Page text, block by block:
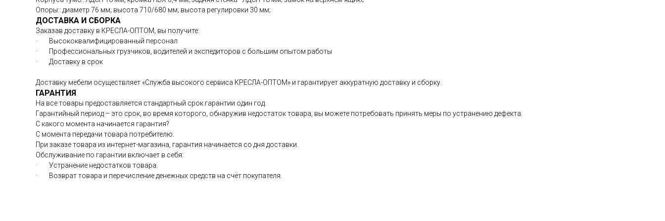
Опоры:: диаметр 76 мм; высота 710/680 мм; высота регулировки 30 мм;
ДОСТАВКА И СБОРКА
Заказав доставку в КРЕСЛА-ОПТОМ, вы получите:
· Высококвалифицированный персонал
· Профессиональных грузчиков, водителей и экспедиторов с большим опытом работы
· Доставку в срок
Доставку мебели осуществляет «Служба высокого сервиса КРЕСЛА-ОПТОМ» и гарантирует аккуратную доставку и сборку.
ГАРАНТИЯ
На все товары предоставляется стандартный срок гарантии один год.
Гарантийный период – это срок, во время которого, обнаружив недостаток товара, вы можете потребовать принять меры по устранению дефекта.
С какого момента начинается гарантия?
С момента передачи товара потребителю.
При заказе товара из интернет-магазина, гарантия начинается со дня доставки.
Обслуживание по гарантии включает в себя:
· Устранение недостатков товара.
· Возврат товара и перечисление денежных средств на счёт покупателя.